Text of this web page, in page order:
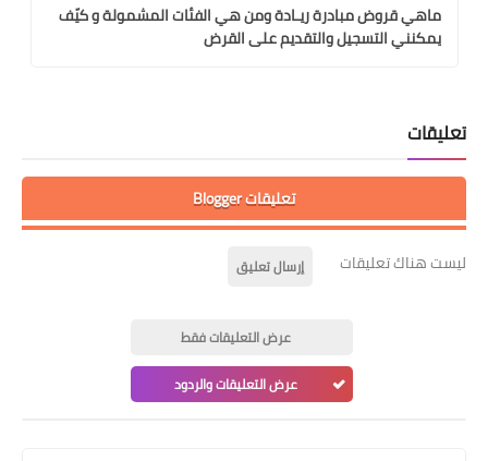
ماهي قروض مبادرة ريـادة ومن هي الفئات المشمولة و كيّف
يمكنني التسجيل والتقديم على القرض
تعليقات
تعليقات Blogger
ليست هناك تعليقات إرسال تعليق
عرض التعليقات فقط
عرض التعليقات والردود